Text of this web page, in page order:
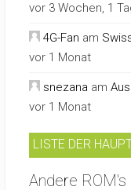
vor 3 Wochen, 1
4G-Fan am
vor 1 Monat
snezana am
vor 1 Monat
LISTE DER
Andere ROM's